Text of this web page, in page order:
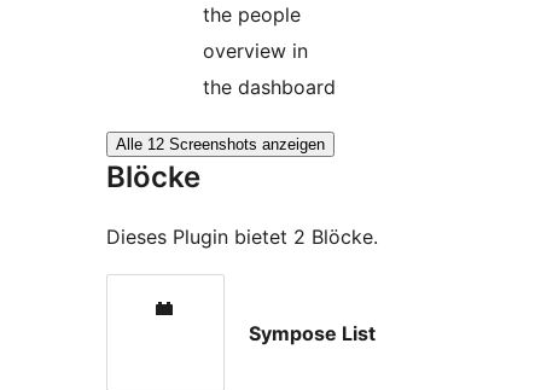
the people
overview in
the dashboard
Alle 12 Screenshots anzeigen
Blöcke
Dieses Plugin bietet 2 Blöcke.
Sympose List